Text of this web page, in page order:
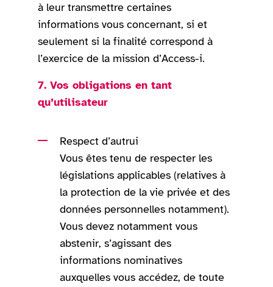
à leur transmettre certaines
informations vous concernant, si et
seulement si la finalité correspond à
l’exercice de la mission d’Access-i.
7. Vos obligations en tant
qu’utilisateur
Respect d’autrui
Vous êtes tenu de respecter les
législations applicables (relatives à
la protection de la vie privée et des
données personnelles notamment).
Vous devez notamment vous
abstenir, s’agissant des
informations nominatives
auxquelles vous accédez, de toute